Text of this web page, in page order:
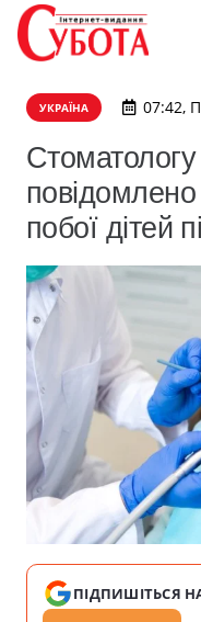
УКРАЇНА 07:42,
Стоматологу
побої дітей
ПІДПИШІТЬСЯ